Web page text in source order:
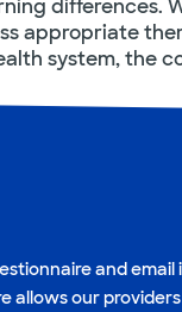
differences.
appropriate
system, the
and email
allows our